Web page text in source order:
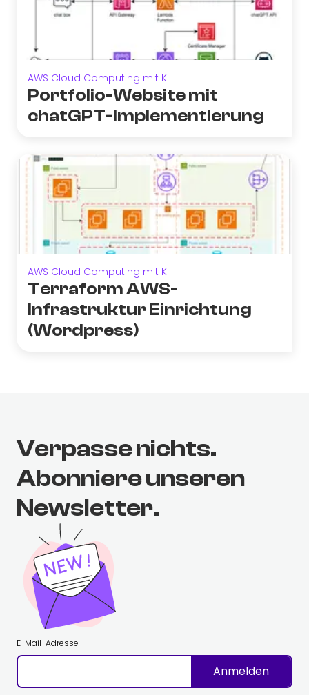
AWS Cloud Computing mit KI
Portfolio-Website mit
chatGPT-Implementierung
AWS Cloud Computing mit KI
Terraform AWS-
Infrastruktur Einrichtung
(Wordpress)
Verpasse nichts.
Abonniere unseren
Newsletter.
E-Mail-Adresse
Anmelden